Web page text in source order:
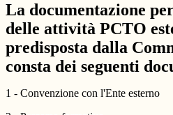
La documentazione
delle attività PCTO
predisposta dalla
consta dei seguenti
1 - Convenzione con l'Ente esterno